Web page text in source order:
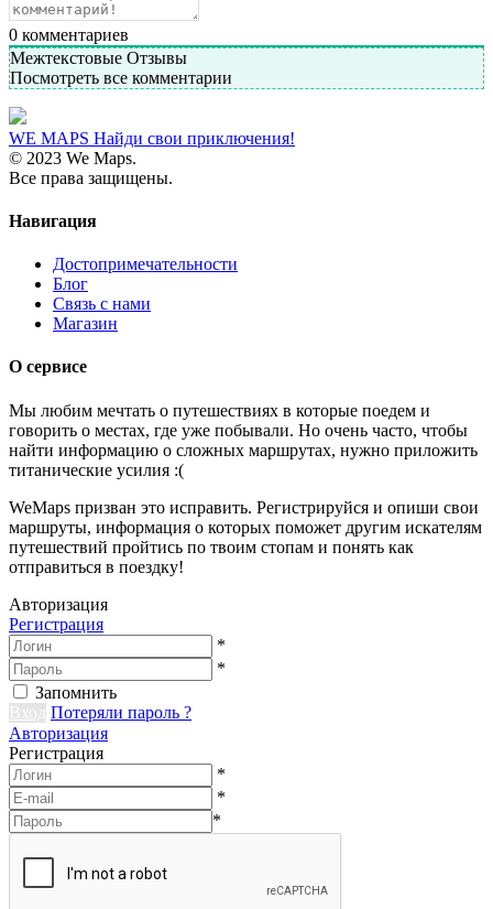
0 комментариев
Межтекстовые Отзывы
Посмотреть все комментарии
WE MAPS Найди свои приключения!
© 2023 We Maps.
Все права защищены.
Навигация
Достопримечательности
Блог
Связь с нами
Магазин
О сервисе
Мы любим мечтать о путешествиях в которые поедем и
говорить о местах, где уже побывали. Но очень часто, чтобы
найти информацию о сложных маршрутах, нужно приложить
титанические усилия :(
WeMaps призван это исправить. Регистрируйся и опиши свои
маршруты, информация о которых поможет другим искателям
путешествий пройтись по твоим стопам и понять как
отправиться в поездку!
Авторизация
Регистрация
*
*
Запомнить
Вход
Потеряли пароль ?
Авторизация
Регистрация
*
*
*